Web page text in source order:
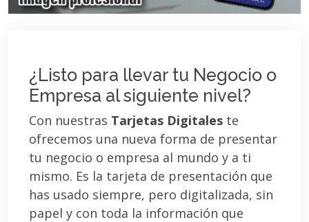
¿Listo para llevar tu Negocio o
Empresa al siguiente nivel?
Con nuestras Tarjetas Digitales te
ofrecemos una nueva forma de presentar
tu negocio o empresa al mundo y a ti
mismo. Es la tarjeta de presentación que
has usado siempre, pero digitalizada, sin
papel y con toda la información que